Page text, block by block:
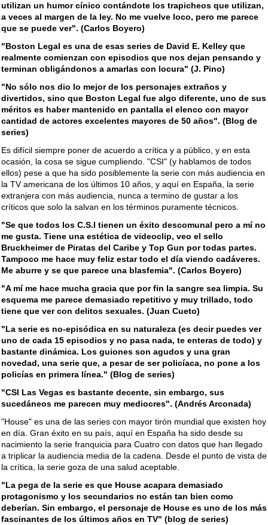
utilizan un humor cínico contándote los trapicheos que utilizan,
a veces al margen de la ley. No me vuelve loco, pero me parece
que se puede ver". (Carlos Boyero)
"Boston Legal es una de esas series de David E. Kelley que
realmente comienzan con episodios que nos dejan pensando y
terminan obligándonos a amarlas con locura" (J. Pino)
"No sólo nos dio lo mejor de los personajes extraños y
divertidos, sino que Boston Legal fue algo diferente, uno de sus
méritos es haber mantenido en pantalla el elenco con mayor
cantidad de actores excelentes mayores de 50 años". (Blog de
series)
Es difícil siempre poner de acuerdo a crítica y a público, y en esta
ocasión, la cosa se sigue cumpliendo. "CSI" (y hablamos de todos
ellos) pese a que ha sido posiblemente la serie con más audiencia en
la TV americana de los últimos 10 años, y aquí en España, la serie
extranjera con más audiencia, nunca a termino de gustar a los
críticos que solo la salvan en los términos puramente técnicos.
"Se que todos los C.S.I tienen un éxito descomunal pero a mí no
me gusta. Tiene una estética de videoclip, veo el sello
Bruckheimer de Piratas del Caribe y Top Gun por todas partes.
Tampoco me hace muy feliz estar todo el día viendo cadáveres.
Me aburre y se que parece una blasfemia". (Carlos Boyero)
"A mí me hace mucha gracia que por fin la sangre sea limpia. Su
esquema me parece demasiado repetitivo y muy trillado, todo
tiene que ver con delitos sexuales. (Juan Cueto)
"La serie es no-episódica en su naturaleza (es decir puedes ver
uno de cada 15 episodios y no pasa nada, te enteras de todo) y
bastante dinámica. Los guiones son agudos y una gran
novedad, una serie que, a pesar de ser policíaca, no pone a los
policías en primera línea." (Blog de series)
"CSI Las Vegas es bastante decente, sin embargo, sus
sucedáneos me parecen muy mediocres". (Andrés Arconada)
"House" es una de las series con mayor tirón mundial que existen hoy
en día. Gran éxito en su país, aquí en España ha sido desde su
nacimiento la serie franquicia para Cuatro con datos que han llegado
a triplicar la audiencia media de la cadena. Desde el punto de vista de
la crítica, la serie goza de una salud aceptable.
"La pega de la serie es que House acapara demasiado
protagonismo y los secundarios no están tan bien como
deberían. Sin embargo, el personaje de House es uno de los más
fascinantes de los últimos años en TV" (blog de series)